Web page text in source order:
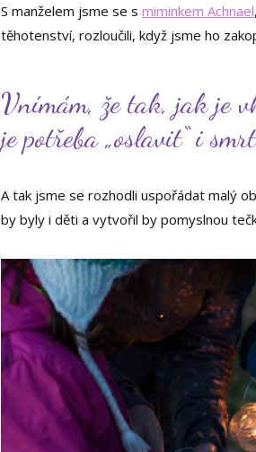
S manželem jsme se s miminkem Achnael
těhotenství, rozloučili, když jsme ho
Vnímám, že tak, jak je
je potřeba „oslavit“ i smrt
A tak jsme se rozhodli uspořádat malý
by byly i děti a vytvořil by pomyslnou